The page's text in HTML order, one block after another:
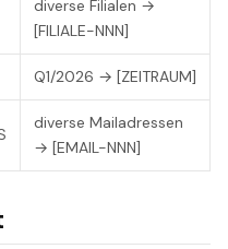
diverse Filialen →
[FILIALE-NNN]
Q1/2026 → [ZEITRAUM]
diverse Mailadressen
→ [EMAIL-NNN]